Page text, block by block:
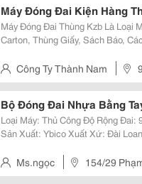
Máy Đóng Đai Kiện Hàng
Máy Đóng Đai Thùng Kzb Là Loại
Carton, Thùng Giấy, Sách Báo,
Phẩm, Dược Phẩm, In Ấn, Bưu
Công Ty Thành Nam
Ngầm), Hoàng Mai
Bộ Đóng Đai Nhựa Bằng
Loại Máy: Thủ Công Độ Rộng Đai: 9 - 19 Mm Tốc Độ Đóng: 30 Giây/Đai Hãng
Sản Xuất: Ybico Xuất Xứ: Đài Loan Công Ty Lê Đan Chuyên Cung Cấp, Phân
Việc Đóng Gói Sản P
Ms.ngọc 154/29